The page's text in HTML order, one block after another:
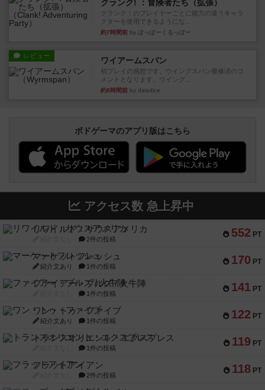
クランク! ：冒険者たち（拡張）
クランク！のプレイヤーごとに能力の違うキャラ
クターを使用できるようにな...
約7時間前 by ぽっぽーくるっぽー
レビュー ワイアームスパン
初プレイの感想です。ウイングスパン履修済のコ
メントとなります。ウイング...
約8時間前 by daisdice
ボドゲーマのアプリ版はこちら
アクセス数 急上昇中
552 PT
リワイルド：サウスアメリカ
2件の投稿
170 PT
マーケットフレッシュ
紹介文あり 1件の投稿
141 PT
ファイアー・ブルズ / 火牛陣
1件の投稿
122 PT
ワン・トゥ・ファイブ
紹介文あり 1件の投稿
119 PT
トランスオリエント・エクスプレス
1件の投稿
118 PT
フラットアイアン
2件の投稿